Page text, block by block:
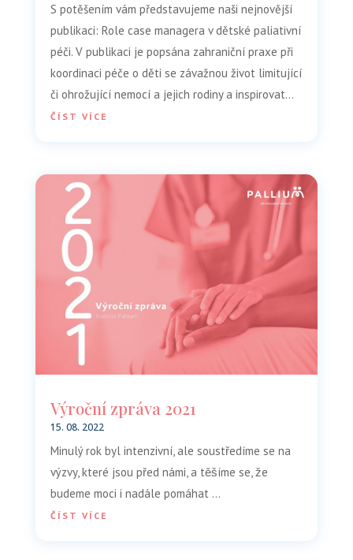
S potěšením vám představujeme naši nejnovější
publikaci: Role case managera v dětské paliativní
péči. V publikaci je popsána zahraniční praxe při
koordinaci péče o děti se závažnou život limitující
či ohrožující nemocí a jejich rodiny a inspirovat...
ČÍST VÍCE
Výroční zpráva 2021
15. 08. 2022
Minulý rok byl intenzivní, ale soustředíme se na
výzvy, které jsou před námi, a těšíme se, že
budeme moci i nadále pomáhat …
ČÍST VÍCE